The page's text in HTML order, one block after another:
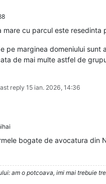
mare cu parcul este resedinta
pe marginea domeniului
de mai multe astfel de
reply15 ian. 2026, 14:36
bogate de avocatura din
am o potcoava, imi mai trebuie